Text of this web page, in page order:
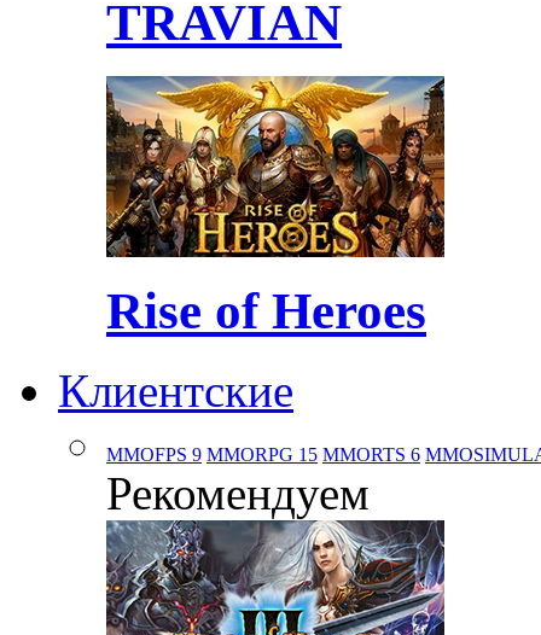
TRAVIAN
Rise of Heroes
Клиентские
MMOFPS 9 MMORPG 15 MMORTS 6
Рекомендуем